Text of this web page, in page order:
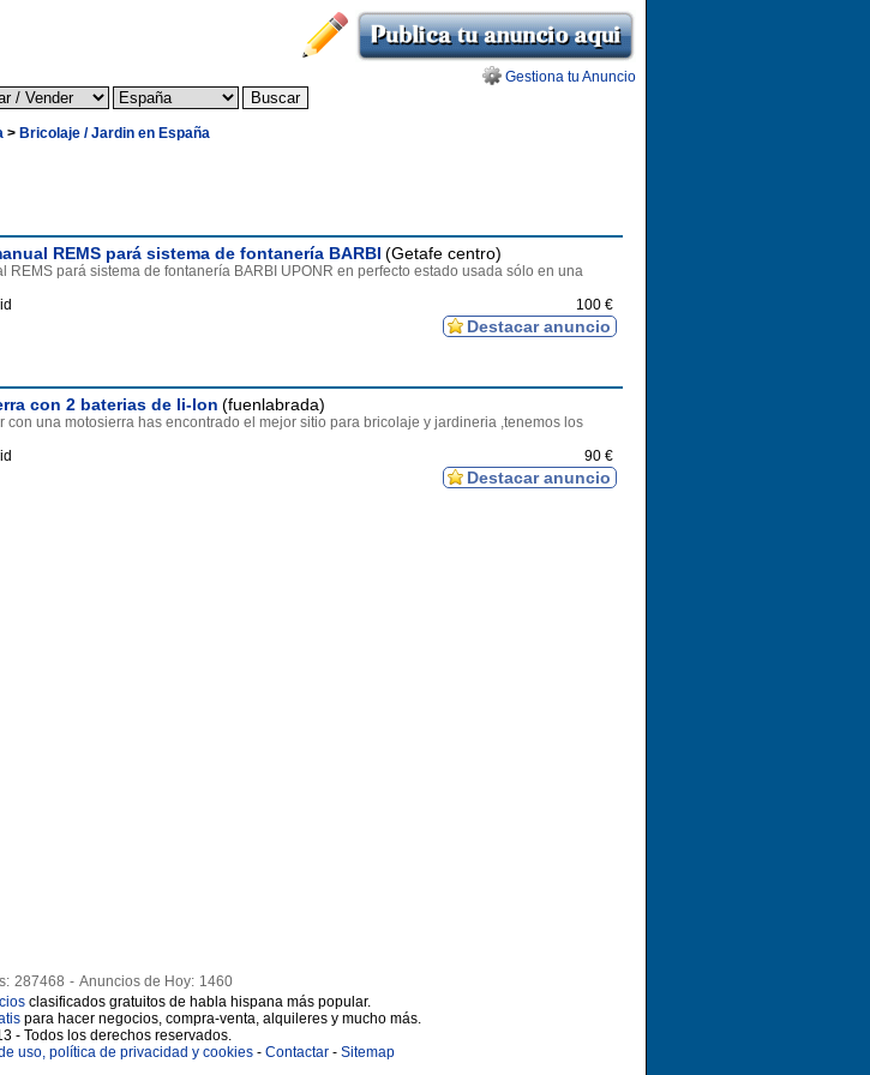
Gestiona tu Anuncio
> Bricolaje / Jardin en España
REMS pará sistema de fontanería BARBI (Getafe centro)
REMS pará sistema de fontanería BARBI UPONR en perfecto estado usada sólo en una
100 €
Destacar anuncio
con 2 baterias de li-lon (fuenlabrada)
con una motosierra has encontrado el mejor sitio para bricolaje y jardineria ,tenemos los
90 €
Destacar anuncio
287468 - Anuncios de Hoy: 1460
clasificados gratuitos de habla hispana más popular.
para hacer negocios, compra-venta, alquileres y mucho más.
- Todos los derechos reservados.
uso, política de privacidad y cookies- Contactar- Sitemap